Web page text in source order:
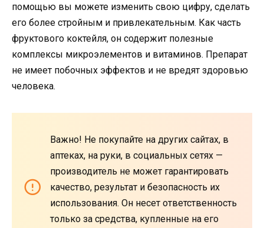
помощью вы можете изменить свою цифру, сделать
его более стройным и привлекательным. Как часть
фруктового коктейля, он содержит полезные
комплексы микроэлементов и витаминов. Препарат
не имеет побочных эффектов и не вредят здоровью
человека.
Важно! Не покупайте на других сайтах, в
аптеках, на руки, в социальных сетях —
производитель не может гарантировать
качество, результат и безопасность их
использования. Он несет ответственность
только за средства, купленные на его